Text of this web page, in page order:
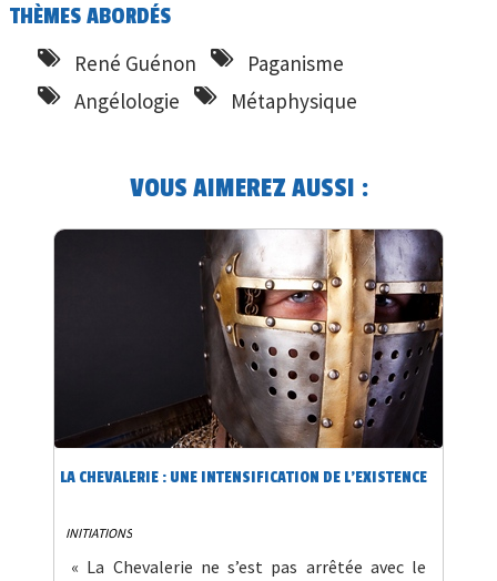
THÈMES ABORDÉS
René Guénon
Paganisme
Angélologie
Métaphysique
VOUS AIMEREZ AUSSI :
LA CHEVALERIE : UNE INTENSIFICATION DE L’EXISTENCE
INITIATIONS
« La Chevalerie ne s’est pas arrêtée avec le